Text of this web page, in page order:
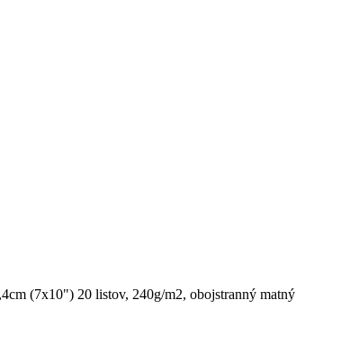
(7x10") 20 listov, 240g/m2, obojstranný matný